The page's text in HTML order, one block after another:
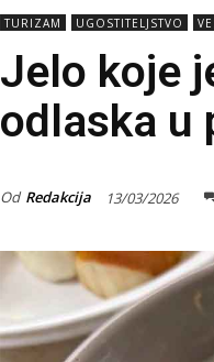
TURIZAM UGOSTITELJSTVO
Jelo koje
odlaska u
Od Redakcija 13/03/2026